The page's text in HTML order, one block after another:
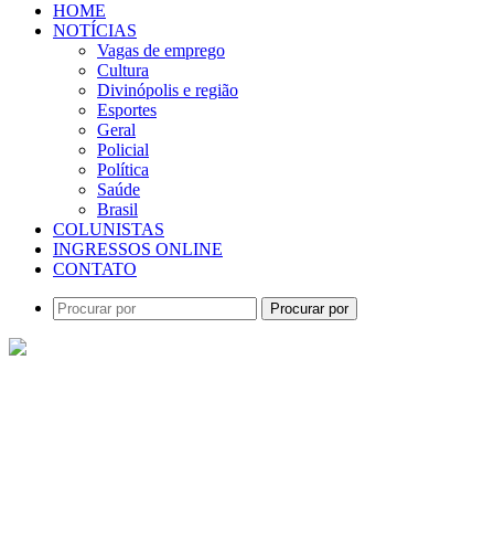
HOME
NOTÍCIAS
Vagas de emprego
Cultura
Divinópolis e região
Esportes
Geral
Policial
Política
Saúde
Brasil
COLUNISTAS
INGRESSOS ONLINE
CONTATO
Procurar por